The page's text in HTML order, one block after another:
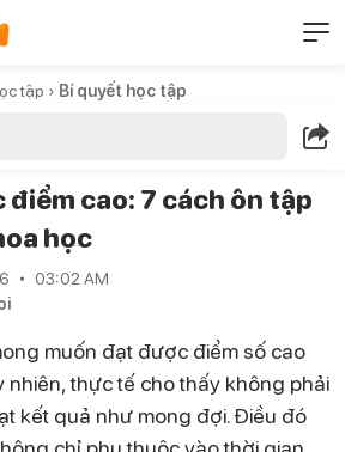
tập › Bí quyết học tập
cao: 7 cách ôn tập
học
03:02 AM
muốn đạt được điểm số cao
nhiên, thực tế cho thấy không phải
kết quả như mong đợi. Điều đó